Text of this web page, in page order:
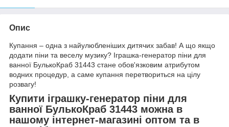
Опис
Купання – одна з найулюбленіших дитячих забав! А що якщо
додати піни та веселу музику? Іграшка-генератор піни для
ванної БулькоКраб 31443 стане обов'язковим атрибутом
водних процедур, а саме купання перетвориться на цілу
розвагу!
Купити іграшку-генератор піни для
ванної БулькоКраб 31443 можна в
нашому інтернет-магазині оптом та в